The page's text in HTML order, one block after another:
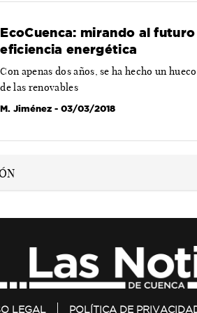
EcoCuenca: mirando al
eficiencia energética
Con apenas dos años, se ha hecho un
de las renovables
M. Jiménez - 03/03/2018
LEGAL POLÍTICA DE